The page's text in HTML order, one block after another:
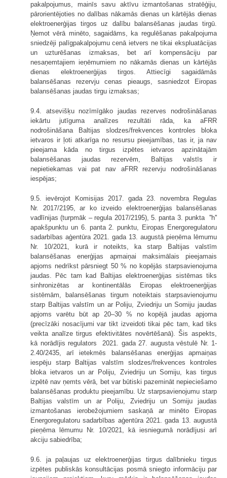
pakalpojumus, mainīs savu aktīvu izmantošanas stratēģiju,
pārorientējoties no dalības nākamās dienas un kārtējās dienas
elektroenerģijas tirgos uz dalību balansēšanas jaudas tirgū.
Ņemot vērā minēto, sagaidāms, ka regulēšanas pakalpojuma
sniedzēji palīgpakalpojumu cenā ietvers ne tikai ekspluatācijas
un uzturēšanas izmaksas, bet arī kompensāciju par
nesaņemtajiem ieņēmumiem no nākamās dienas un kārtējās
dienas elektroenerģijas tirgos. Attiecīgi sagaidāmās
balansēšanas rezervju cenas pieaugs, sasniedzot Eiropas
balansēšanas jaudas tirgu izmaksas;
9.4. atsevišķu nozīmīgāko jaudas rezerves nodrošināšanas
iekārtu jutīguma analīzes rezultāti rāda, ka aFRR
nodrošināšana Baltijas slodzes/frekvences kontroles bloka
ietvaros ir ļoti atkarīga no resursu pieejamības, tas ir, ja nav
pieejama kāda no tirgus izpētes ietvaros apzinātajām
balansēšanas jaudas rezervēm, Baltijas valstīs ir
nepietiekamas vai pat nav aFRR rezervju nodrošināšanas
iespējas;
9.5. ievērojot Komisijas 2017. gada 23. novembra Regulas
Nr. 2017/2195, ar ko izveido elektroenerģijas balansēšanas
vadlīnijas (turpmāk – regula 2017/2195), 5. panta 3. punkta ''h''
apakšpunktu un 6. panta 2. punktu, Eiropas Energoregulatoru
sadarbības aģentūra 2021. gada 13. augustā pieņēma lēmumu
Nr. 10/2021, kurā ir noteikts, ka starp Baltijas valstīm
balansēšanas enerģijas apmaiņai maksimālais pieejamais
apjoms nedrīkst pārsniegt 50 % no kopējās starpsavienojuma
jaudas. Pēc tam kad Baltijas elektroenerģijas sistēmas tiks
sinhronizētas ar kontinentālās Eiropas elektroenerģijas
sistēmām, balansēšanas tirgum noteiktais starpsavienojumu
starp Baltijas valstīm un ar Poliju, Zviedriju un Somiju jaudas
apjoms varētu būt ap 20–30 % no kopējā jaudas apjoma
(precīzāki nosacījumi var tikt izveidoti tikai pēc tam, kad tiks
veikta analīze tirgus efektivitātes novērtēšanā). Šis aspekts,
kā norādījis regulators 2021. gada 27. augusta vēstulē Nr. 1-
2.40/2435, arī ietekmēs balansēšanas enerģijas apmaiņas
iespēju starp Baltijas valstīm slodzes/frekvences kontroles
bloka ietvaros un ar Poliju, Zviedriju un Somiju, kas tirgus
izpētē nav ņemts vērā, bet var būtiski pazemināt nepieciešamo
balansēšanas produktu pieejamību. Uz starpsavienojumu starp
Baltijas valstīm un ar Poliju, Zviedriju un Somiju jaudas
izmantošanas ierobežojumiem saskaņā ar minēto Eiropas
Energoregulatoru sadarbības aģentūra 2021. gada 13. augustā
pieņēma lēmumu Nr. 10/2021, kā iesniegumā norādījusi arī
akciju sabiedrība;
9.6. ja paļaujas uz elektroenerģijas tirgus dalībnieku tirgus
izpētes publiskās konsultācijas posmā sniegto informāciju par